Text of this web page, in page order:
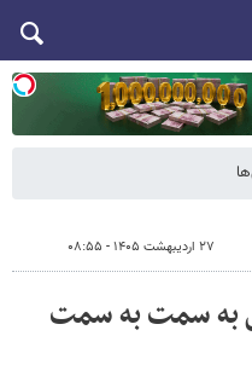
۲۷ اردیبهشت ۱۴۰۵ - ۰۸:۵۵
به سمت به سمت